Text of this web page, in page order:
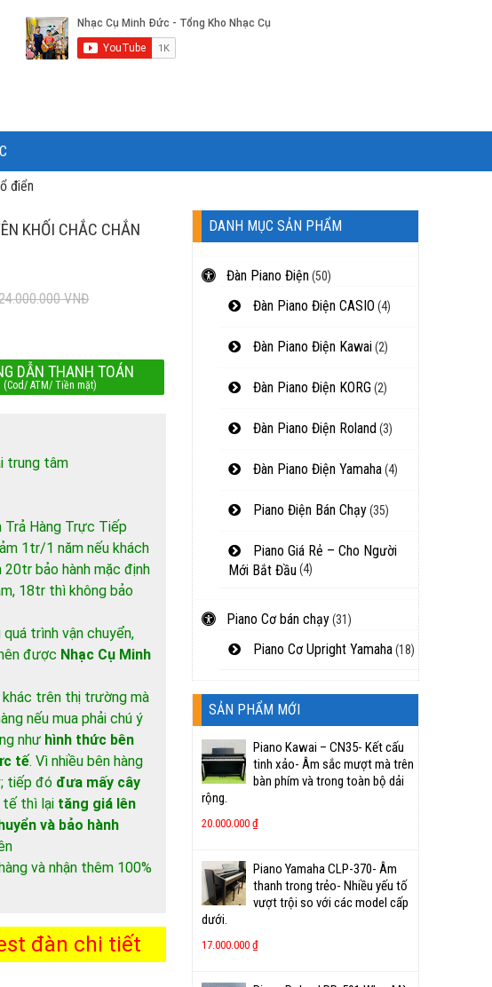
điển
KHỐI CHẮC CHẮN
VNĐ
DẪN THANH TOÁN
(Cod/ ATM/ Tiền mặt)
trung tâm
Trả Hàng Trực Tiếp
1tr/1 năm nếu khách
bảo hành mặc định
18tr thì không bảo
trình vận chuyển,
được Nhạc Cụ Minh
trên thị trường mà
nếu mua phải chú ý
như hình thức bên
tế. Vì nhiều bên hàng
; tiếp đó đưa mấy cây
tế thì lại tăng giá lên
và bảo hành
và nhận thêm 100%
đàn chi tiết
DANH MỤC SẢN PHẨM
Đàn Piano Điện(50)
Đàn Piano Điện CASIO(4)
Đàn Piano Điện Kawai(2)
Đàn Piano Điện KORG(2)
Đàn Piano Điện Roland(3)
Đàn Piano Điện Yamaha(4)
Piano Điện Bán Chạy(35)
Piano Giá Rẻ – Cho Người
Mới Bắt Đầu(4)
Piano Cơ bán chạy(31)
Piano Cơ Upright Yamaha(18)
SẢN PHẨM MỚI
Piano Kawai – CN35- Kết cấu
tinh xảo- Âm sắc mượt mà trên
bàn phím và trong toàn bộ dải
rộng.
20.000.000 ₫
Piano Yamaha CLP-370- Âm
thanh trong trẻo- Nhiều yếu tố
vượt trội so với các model cấp
dưới.
17.000.000 ₫